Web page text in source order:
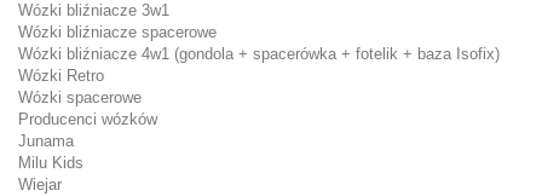
Wózki bliźniacze 3w1
Wózki bliźniacze spacerowe
Wózki bliźniacze 4w1 (gondola + spacerówka + fotelik + baza Isofix)
Wózki Retro
Wózki spacerowe
Producenci wózków
Junama
Milu Kids
Wiejar